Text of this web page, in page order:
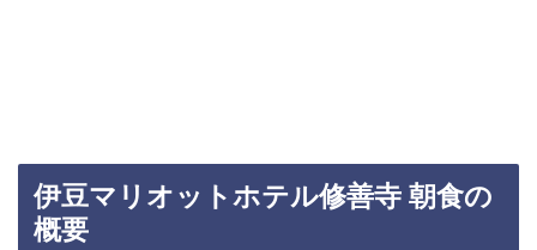
伊豆マリオットホテル修善寺 朝食の
概要